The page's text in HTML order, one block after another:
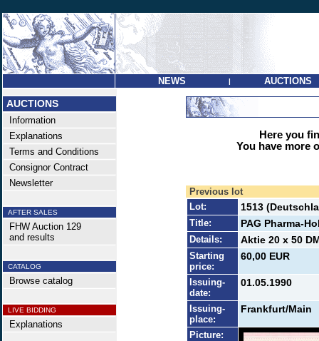
NEWS | AUCTIONS
AUCTIONS
Information
Explanations
Terms and Conditions
Consignor Contract
Newsletter
AFTER SALES
FHW Auction 129
and results
CATALOG
Browse catalog
LIVE BIDDING
Explanations
Here you
You have more
Previous lot
Lot:
1513
Title: PAG Pharma-
Details: Aktie 20 x 50
Starting
price:
60,00 EUR
Issuing-
date:
01.05.1990
Issuing-
place:
Frankfurt/Main
Picture: